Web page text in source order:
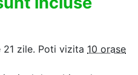
21 zile. Poti vizita 10 orase